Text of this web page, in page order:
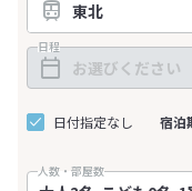
日程
日付指定なし 宿泊
人数・部屋数